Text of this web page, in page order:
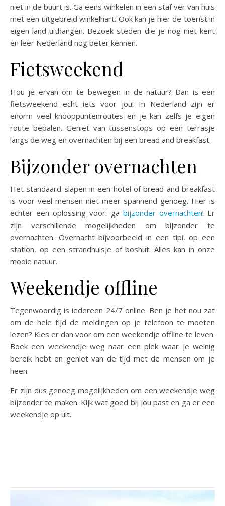
niet in de buurt is. Ga eens winkelen in een staf ver van huis
met een uitgebreid winkelhart. Ook kan je hier de toerist in
eigen land uithangen. Bezoek steden die je nog niet kent
en leer Nederland nog beter kennen.
Fietsweekend
Hou je ervan om te bewegen in de natuur? Dan is een
fietsweekend echt iets voor jou! In Nederland zijn er
enorm veel knooppuntenroutes en je kan zelfs je eigen
route bepalen. Geniet van tussenstops op een terrasje
langs de weg en overnachten bij een bread and breakfast.
Bijzonder overnachten
Het standaard slapen in een hotel of bread and breakfast
is voor veel mensen niet meer spannend genoeg. Hier is
echter een oplossing voor: ga bijzonder overnachten! Er
zijn verschillende mogelijkheden om bijzonder te
overnachten. Overnacht bijvoorbeeld in een tipi, op een
station, op een strandhuisje of boshut. Alles kan in onze
mooie natuur.
Weekendje offline
Tegenwoordig is iedereen 24/7 online. Ben je het nou zat
om de hele tijd de meldingen op je telefoon te moeten
lezen? Kies er dan voor om een weekendje offline te leven.
Boek een weekendje weg naar een plek waar je weinig
bereik hebt en geniet van de tijd met de mensen om je
heen.
Er zijn dus genoeg mogelijkheden om een weekendje weg
bijzonder te maken. Kijk wat goed bij jou past en ga er een
weekendje op uit.